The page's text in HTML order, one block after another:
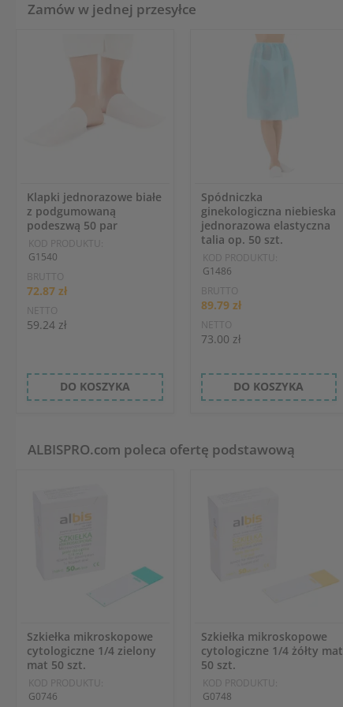
Zamów w jednej przesyłce
Klapki jednorazowe białe
z podgumowaną
podeszwą 50 par
KOD PRODUKTU:
G1540
BRUTTO
72.87 zł
NETTO
59.24 zł
DO KOSZYKA
Spódniczka
ginekologiczna niebieska
jednorazowa elastyczna
talia op. 50 szt.
KOD PRODUKTU:
G1486
BRUTTO
89.79 zł
NETTO
73.00 zł
DO KOSZYKA
ALBISPRO.com poleca ofertę podstawową
Szkiełka mikroskopowe
cytologiczne 1/4 zielony
mat 50 szt.
KOD PRODUKTU:
G0746
Szkiełka mikroskopowe
cytologiczne 1/4 żółty mat
50 szt.
KOD PRODUKTU:
G0748